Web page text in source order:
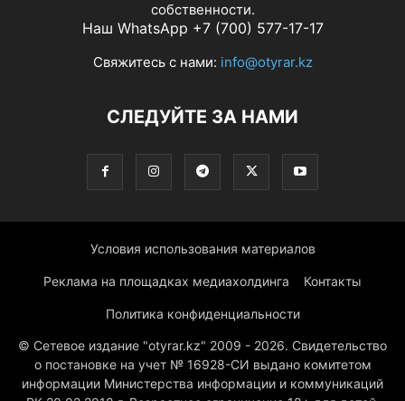
собственности.
Наш WhatsApp +7 (700) 577-17-17
Свяжитесь с нами: info@otyrar.kz
СЛЕДУЙТЕ ЗА НАМИ
Условия использования материалов
Реклама на площадках медиахолдинга Контакты
Политика конфиденциальности
© Сетевое издание "otyrar.kz" 2009 - 2026. Свидетельство
о постановке на учет № 16928-СИ выдано комитетом
информации Министерства информации и коммуникаций